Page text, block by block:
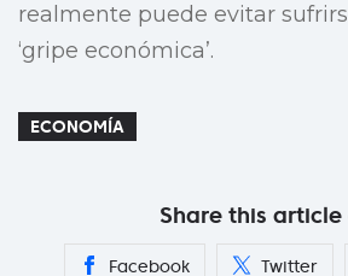
realmente puede evitar
‘gripe económica’.
ECONOMÍA
Share this article
Facebook Twitter